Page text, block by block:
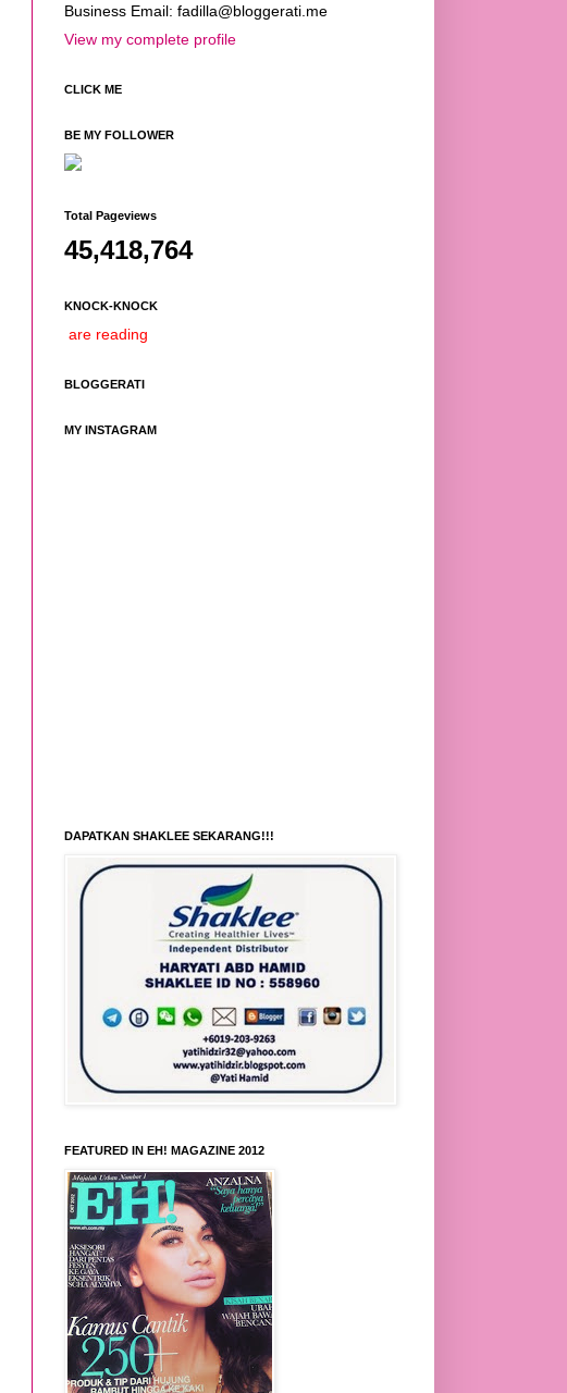
Business Email: fadilla@bloggerati.me
View my complete profile
CLICK ME
BE MY FOLLOWER
Total Pageviews
45,418,764
KNOCK-KNOCK
are reading
BLOGGERATI
MY INSTAGRAM
DAPATKAN SHAKLEE SEKARANG!!!
FEATURED IN EH! MAGAZINE 2012